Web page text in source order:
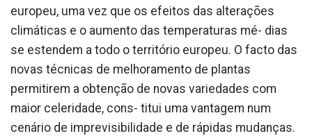
europeu, uma vez que os efeitos das alterações
climáticas e o aumento das temperaturas mé- dias
se estendem a todo o território europeu. O facto das
novas técnicas de melhoramento de plantas
permitirem a obtenção de novas variedades com
maior celeridade, cons- titui uma vantagem num
cenário de imprevisibilidade e de rápidas mudanças.